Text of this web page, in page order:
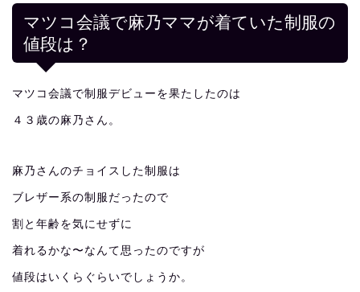
マツコ会議で麻乃ママが着ていた制服の
値段は？
マツコ会議で制服デビューを果たしたのは
４３歳の麻乃さん。
麻乃さんのチョイスした制服は
ブレザー系の制服だったので
割と年齢を気にせずに
着れるかな〜なんて思ったのですが
値段はいくらぐらいでしょうか。